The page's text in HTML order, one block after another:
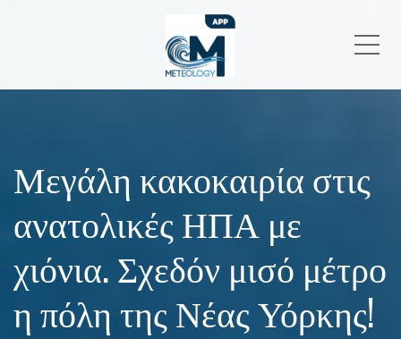
Μεγάλη κακοκαιρία στις
ανατολικές ΗΠΑ με
χιόνια. Σχεδόν μισό μέτρο
η πόλη της Νέας Υόρκης!